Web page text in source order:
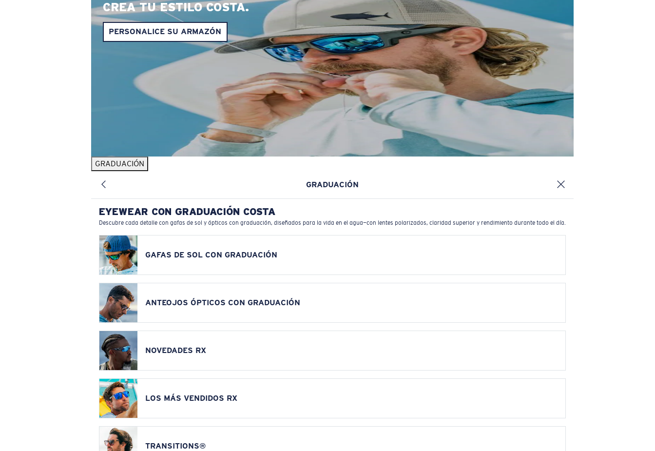
CREA TU ESTILO COSTA.
PERSONALICE SU ARMAZÓN
GRADUACIÓN
GRADUACIÓN
EYEWEAR CON GRADUACIÓN COSTA
Descubre cada detalle con gafas de sol y ópticos con graduación, diseñados para la vida en el agua—con lentes polarizados, claridad superior y rendimiento durante todo el día.
GAFAS DE SOL CON GRADUACIÓN
ANTEOJOS ÓPTICOS CON GRADUACIÓN
NOVEDADES RX
LOS MÁS VENDIDOS RX
TRANSITIONS®